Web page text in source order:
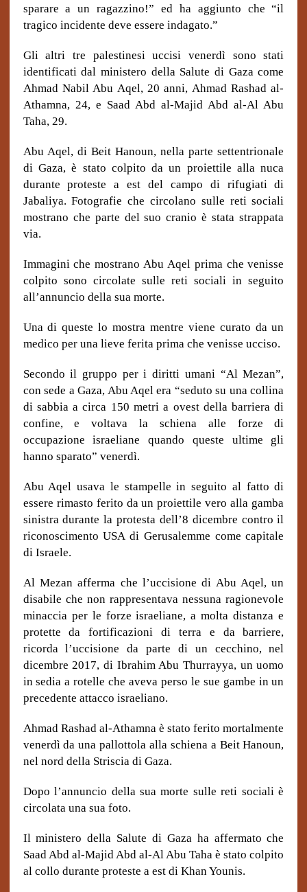
sparare a un ragazzino!” ed ha aggiunto che “il
tragico incidente deve essere indagato.”
Gli altri tre palestinesi uccisi venerdì sono stati
identificati dal ministero della Salute di Gaza come
Ahmad Nabil Abu Aqel, 20 anni, Ahmad Rashad al-
Athamna, 24, e Saad Abd al-Majid Abd al-Al Abu
Taha, 29.
Abu Aqel, di Beit Hanoun, nella parte settentrionale
di Gaza, è stato colpito da un proiettile alla nuca
durante proteste a est del campo di rifugiati di
Jabaliya. Fotografie che circolano sulle reti sociali
mostrano che parte del suo cranio è stata strappata
via.
Immagini che mostrano Abu Aqel prima che venisse
colpito sono circolate sulle reti sociali in seguito
all’annuncio della sua morte.
Una di queste lo mostra mentre viene curato da un
medico per una lieve ferita prima che venisse ucciso.
Secondo il gruppo per i diritti umani “Al Mezan”,
con sede a Gaza, Abu Aqel era “seduto su una collina
di sabbia a circa 150 metri a ovest della barriera di
confine, e voltava la schiena alle forze di
occupazione israeliane quando queste ultime gli
hanno sparato” venerdì.
Abu Aqel usava le stampelle in seguito al fatto di
essere rimasto ferito da un proiettile vero alla gamba
sinistra durante la protesta dell’8 dicembre contro il
riconoscimento USA di Gerusalemme come capitale
di Israele.
Al Mezan afferma che l’uccisione di Abu Aqel, un
disabile che non rappresentava nessuna ragionevole
minaccia per le forze israeliane, a molta distanza e
protette da fortificazioni di terra e da barriere,
ricorda l’uccisione da parte di un cecchino, nel
dicembre 2017, di Ibrahim Abu Thurrayya, un uomo
in sedia a rotelle che aveva perso le sue gambe in un
precedente attacco israeliano.
Ahmad Rashad al-Athamna è stato ferito mortalmente
venerdì da una pallottola alla schiena a Beit Hanoun,
nel nord della Striscia di Gaza.
Dopo l’annuncio della sua morte sulle reti sociali è
circolata una sua foto.
Il ministero della Salute di Gaza ha affermato che
Saad Abd al-Majid Abd al-Al Abu Taha è stato colpito
al collo durante proteste a est di Khan Younis.